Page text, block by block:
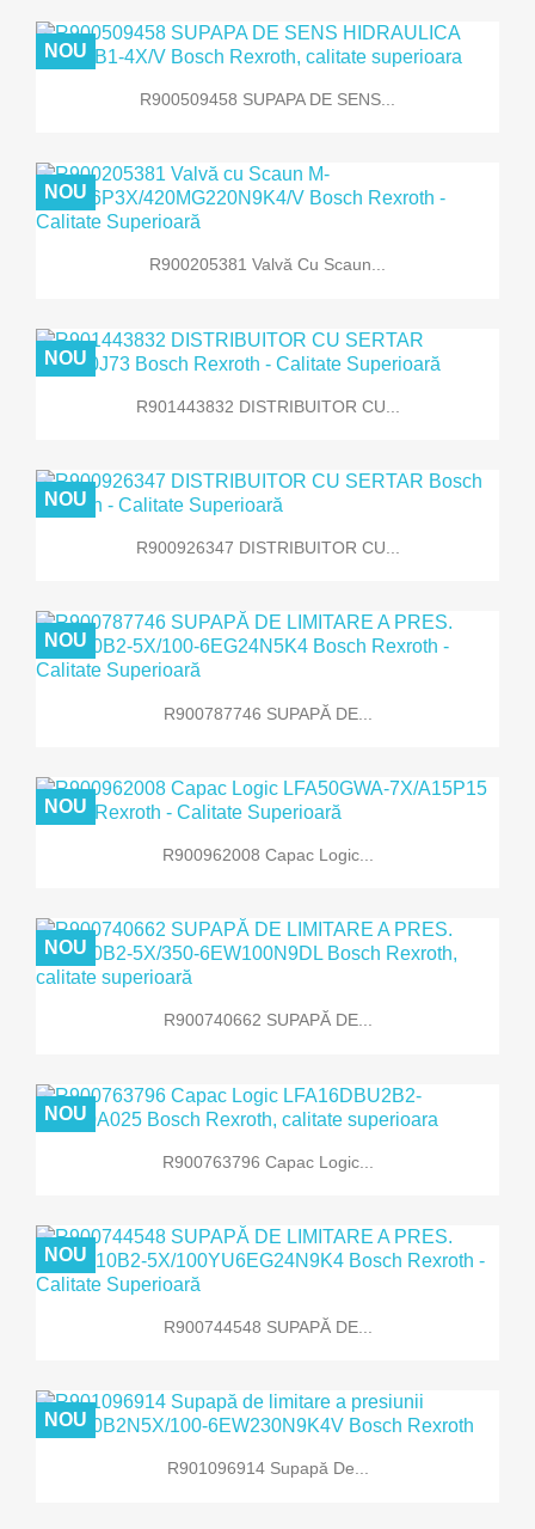
R900509458 SUPAPA DE SENS...
NOU
R900205381 Valvă Cu Scaun...
NOU
R901443832 DISTRIBUITOR CU...
NOU
R900926347 DISTRIBUITOR CU...
NOU
R900787746 SUPAPĂ DE...
NOU
R900962008 Capac Logic...
NOU
R900740662 SUPAPĂ DE...
NOU
R900763796 Capac Logic...
NOU
R900744548 SUPAPĂ DE...
NOU
R901096914 Supapă De...
NOU